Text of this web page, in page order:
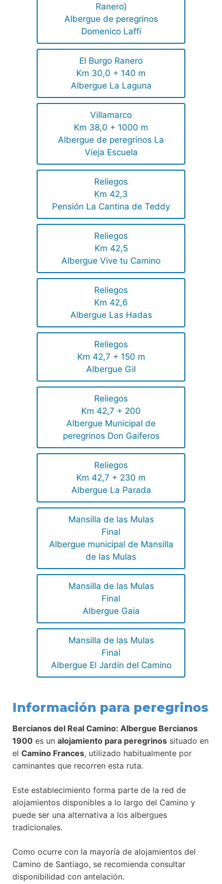
Ranero)
Albergue de peregrinos
Domenico Laffi
El Burgo Ranero
Km 30,0 + 140 m
Albergue La Laguna
Villamarco
Km 38,0 + 1000 m
Albergue de peregrinos La
Vieja Escuela
Reliegos
Km 42,3
Pensión La Cantina de Teddy
Reliegos
Km 42,5
Albergue Vive tu Camino
Reliegos
Km 42,6
Albergue Las Hadas
Reliegos
Km 42,7 + 150 m
Albergue Gil
Reliegos
Km 42,7 + 200
Albergue Municipal de
peregrinos Don Gaiferos
Reliegos
Km 42,7 + 230 m
Albergue La Parada
Mansilla de las Mulas
Final
Albergue municipal de Mansilla
de las Mulas
Mansilla de las Mulas
Final
Albergue Gaia
Mansilla de las Mulas
Final
Albergue El Jardín del Camino
Información para peregrinos
Bercianos del Real Camino: Albergue Bercianos
1900 es un alojamiento para peregrinos situado en
el Camino Frances, utilizado habitualmente por
caminantes que recorren esta ruta.
Este establecimiento forma parte de la red de
alojamientos disponibles a lo largo del Camino y
puede ser una alternativa a los albergues
tradicionales.
Como ocurre con la mayoría de alojamientos del
Camino de Santiago, se recomienda consultar
disponibilidad con antelación.